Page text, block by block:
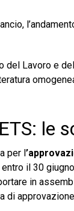
Lavoro e
le
per l
il 30
in
di